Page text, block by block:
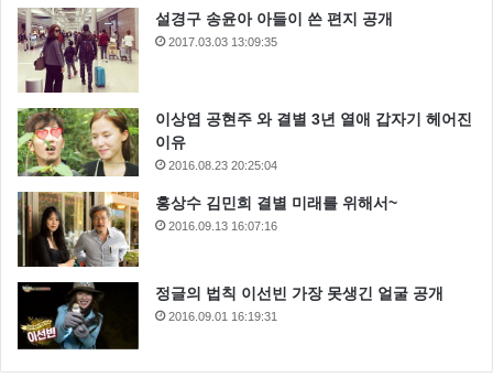
설경구 송윤아 아들이 쓴 편지 공개
2017.03.03 13:09:35
이상엽 공현주 와 결별 3년 열애 갑자기 헤어진
이유
2016.08.23 20:25:04
홍상수 김민희 결별 미래를 위해서~
2016.09.13 16:07:16
정글의 법칙 이선빈 가장 못생긴 얼굴 공개
2016.09.01 16:19:31